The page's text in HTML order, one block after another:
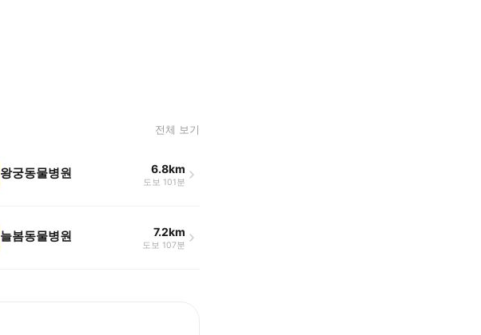
전체 보기
왕궁동물병원 6.8km
도보 101분
늘봄동물병원 7.2km
도보 107분